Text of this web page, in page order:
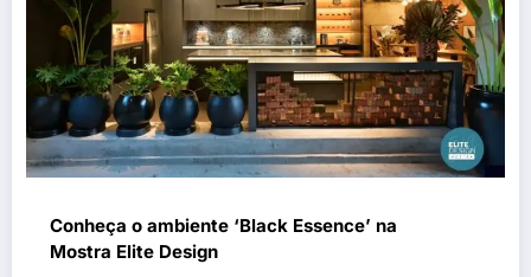
Conheça o ambiente ‘Black Essence’ na
Mostra Elite Design